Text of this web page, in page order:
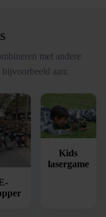
met andere
aan:
Kids
lasergame